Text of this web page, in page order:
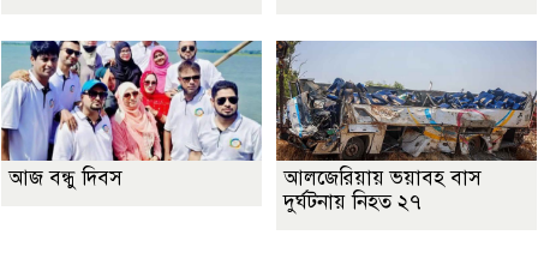
আজ বন্ধু দিবস
আলজেরিয়ায় ভয়াবহ বাস
দুর্ঘটনায় নিহত ২৭